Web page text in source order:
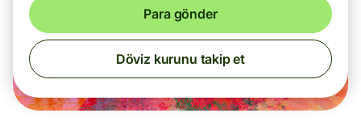
Para gönder
Döviz kurunu takip et